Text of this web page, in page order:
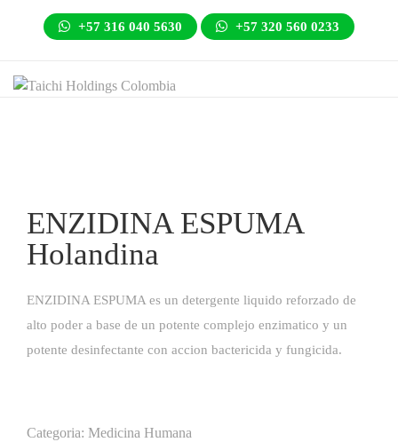
+57 316 040 5630 +57 320 560 0233
ENZIDINA ESPUMA
Holandina
ENZIDINA ESPUMA es un detergente liquido reforzado de
alto poder a base de un potente complejo enzimatico y un
potente desinfectante con accion bactericida y fungicida.
Categoria: Medicina Humana